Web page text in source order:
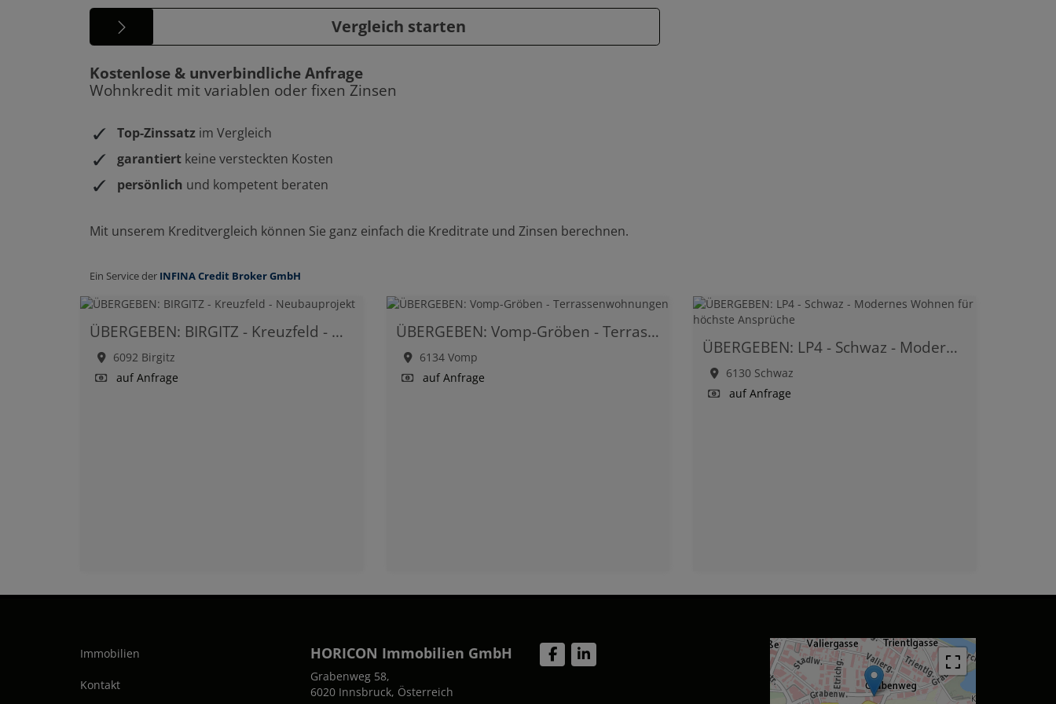
ÜBERGEBEN: BIRGITZ - Kreuzfeld - Neubauprojekt
6092 Birgitz
auf Anfrage
ÜBERGEBEN: Vomp-Gröben - Terrassenwohnungen
6134 Vomp
auf Anfrage
ÜBERGEBEN: LP4 - Schwaz - Modernes Wohnen für höchste Ansprüche
6130 Schwaz
auf Anfrage
Immobilien
Kontakt
HORICON Immobilien GmbH
Grabenweg 58,
6020 Innsbruck, Österreich